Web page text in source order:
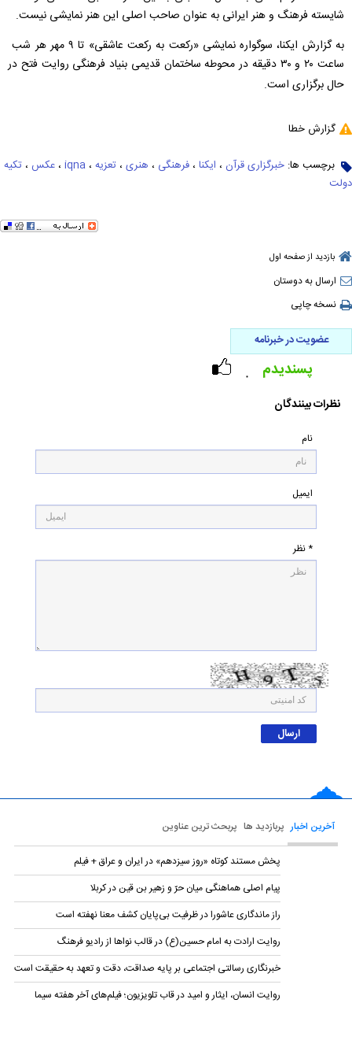
شایسته فرهنگ و هنر ایرانی به عنوان صاحب اصلی این هنر نمایشی نیست.
به گزارش ایکنا، سوگواره نمایشی «رکعت به رکعت عاشقی» تا ۹ مهر هر شب
ساعت ۲۰ و ۳۰ دقیقه در محوطه ساختمان قدیمی بنیاد فرهنگی روایت فتح در
حال برگزاری است.
گزارش خطا
برچسب ها: خبرگزاری قرآن ، ایکنا ، فرهنگی ، هنری ، تعزیه ، iqna ، عکس ، تکیه
دولت
بازدید از صفحه اول
ارسال به دوستان
نسخه چاپی
عضویت در خبرنامه
۰ پسندیدم
نظرات بینندگان
نام
ایمیل
* نظر
آخرین اخبار پربازدید ها پربحث ترین عناوین
پخش مستند کوتاه «روز سیزدهم» در ایران و عراق + فیلم
پیام اصلی هماهنگی میان حرّ و زهیر بن قین در کربلا
راز ماندگاری عاشورا در ظرفیت بی‌پایان کشف معنا نهفته است
روایت ارادت به امام حسین(ع) در قالب نواها از رادیو فرهنگ
خبرنگاری رسالتی اجتماعی بر پایه صداقت، دقت و تعهد به حقیقت است
روایت انسان، ایثار و امید در قاب تلویزیون؛ فیلم‌های آخر هفته سیما